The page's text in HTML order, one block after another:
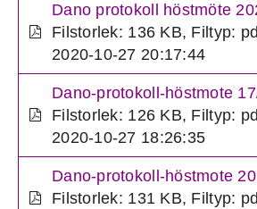
Dano protokoll höstmöte
Filstorlek: 136 KB, Filtyp:
2020-10-27 20:17:44
Dano-protokoll-höstmote
Filstorlek: 126 KB, Filtyp:
2020-10-27 18:26:35
Dano-protokoll-höstmote
Filstorlek: 131 KB, Filtyp: